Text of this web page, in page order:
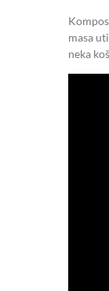
masa
neka